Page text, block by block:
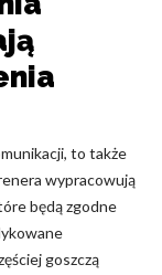
to także
wypracowują
będą zgodne
goszczą